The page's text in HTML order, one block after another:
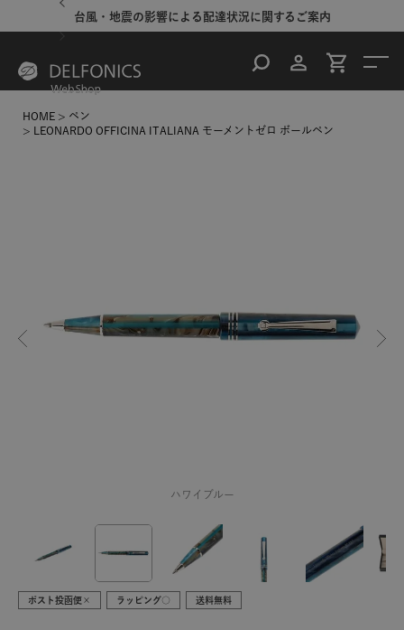
台風・地震の影響による配達状況に関するご案内
HOME
ペン
LEONARDO OFFICINA ITALIANA モーメントゼロ ボールペン
ハワイブルー
ポスト投函便× ラッピング○ 送料無料